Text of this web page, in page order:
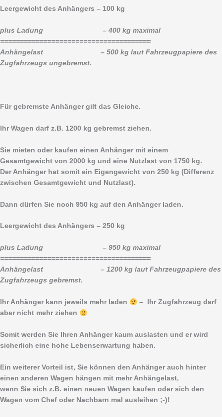
Leergewicht des Anhängers – 100 kg
plus Ladung – 400 kg maximal
======================================
Anhängelast – 500 kg laut Fahrzeugpapiere des
Zugfahrzeugs ungebremst.
Für gebremste Anhänger gilt das Gleiche.
Ihr Wagen darf z.B. 1200 kg gebremst ziehen.
Sie mieten oder kaufen einen Anhänger mit einem
Gesamtgewicht von 2000 kg und eine Nutzlast von 1750 kg.
Der Anhänger hat somit ein Eigengewicht von 250 kg (Differenz
zwischen Gesamtgewicht und Nutzlast).
Dann dürfen Sie noch 950 kg auf den Anhänger laden.
Leergewicht des Anhängers – 250 kg
plus Ladung – 950 kg maximal
======================================
Anhängelast – 1200 kg laut Fahrzeugpapiere des
Zugfahrzeugs gebremst.
Ihr Anhänger kann jeweils mehr laden
– Ihr Zugfahrzeug darf
aber nicht mehr ziehen
Somit werden Sie Ihren Anhänger kaum auslasten und er wird
sicherlich eine hohe Lebenserwartung haben.
Ein weiterer Vorteil ist, Sie können den Anhänger auch hinter
einen anderen Wagen hängen mit mehr Anhängelast,
wenn Sie sich z.B. einen neuen Wagen kaufen oder sich den
Wagen vom Chef oder Nachbarn mal ausleihen ;-)!